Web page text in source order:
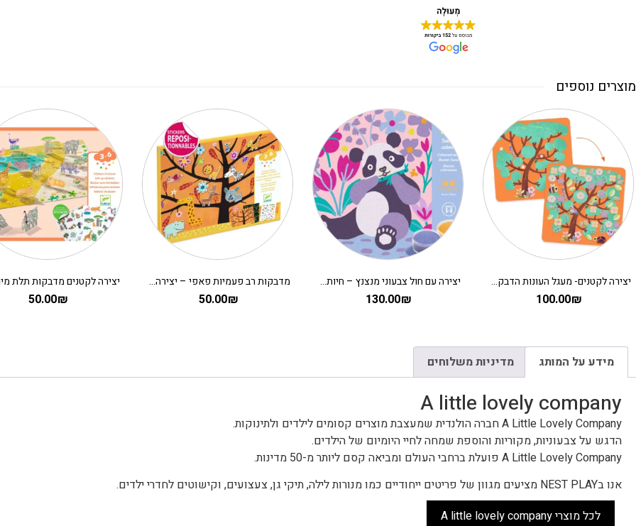
מוצרים נוספים
יצירה לקטנים- מעגל העונות הדבקה DJECO
100.00₪
יצירה עם חול צבעוני מנצנץ – חיות מתוקות DJECO
130.00₪
מדבקות רב פעמיות פאפי – יצירה לקטנים על העץ
50.00₪
50.00₪
מידע על המותג מדיניות משלוחים
A little lovely company
A Little Lovely Company חברה הולנדית שמעצבת מוצרים קסומים לילדים ולתינוקות.
הדגש על צבעוניות, מקוריות והוספת שמחה לחיי היומיום של הילדים.
A Little Lovely Company פועלת ברחבי העולם ומביאה קסם ליותר מ-50 מדינות.
אנו בNEST PLAY מציעים מגוון של פריטים ייחודיים כמו מנורות לילה, תיקי גן, צעצועים, וקישוטים לחדרי ילדים.
לכל מוצרי A little lovely company